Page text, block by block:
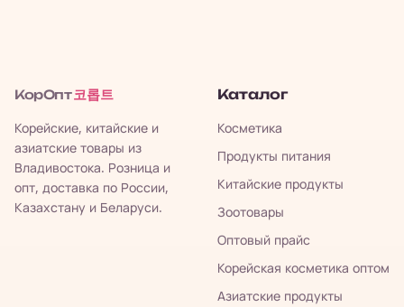
КорОпт 코롭트
Корейские, китайские и
азиатские товары из
Владивостока. Розница и
опт, доставка по России,
Казахстану и Беларуси.
Каталог
Косметика
Продукты питания
Китайские продукты
Зоотовары
Оптовый прайс
Корейская косметика оптом
Азиатские продукты